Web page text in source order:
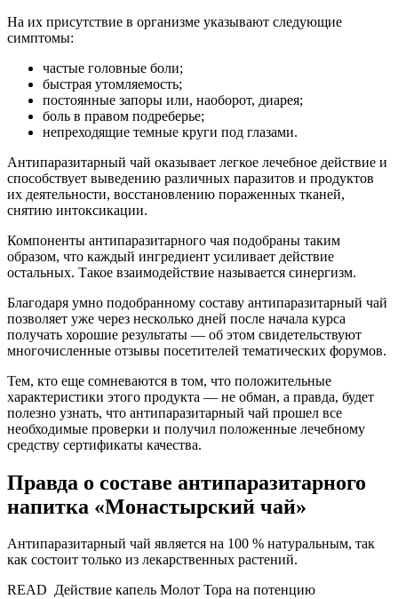
На их присутствие в организме указывают следующие
симптомы:
частые головные боли;
быстрая утомляемость;
постоянные запоры или, наоборот, диарея;
боль в правом подреберье;
непреходящие темные круги под глазами.
Антипаразитарный чай оказывает легкое лечебное действие и
способствует выведению различных паразитов и продуктов
их деятельности, восстановлению пораженных тканей,
снятию интоксикации.
Компоненты антипаразитарного чая подобраны таким
образом, что каждый ингредиент усиливает действие
остальных. Такое взаимодействие называется синергизм.
Благодаря умно подобранному составу антипаразитарный чай
позволяет уже через несколько дней после начала курса
получать хорошие результаты — об этом свидетельствуют
многочисленные отзывы посетителей тематических форумов.
Тем, кто еще сомневаются в том, что положительные
характеристики этого продукта — не обман, а правда, будет
полезно узнать, что антипаразитарный чай прошел все
необходимые проверки и получил положенные лечебному
средству сертификаты качества.
Правда о составе антипаразитарного
напитка «Монастырский чай»
Антипаразитарный чай является на 100 % натуральным, так
как состоит только из лекарственных растений.
READ Действие капель Молот Тора на потенцию